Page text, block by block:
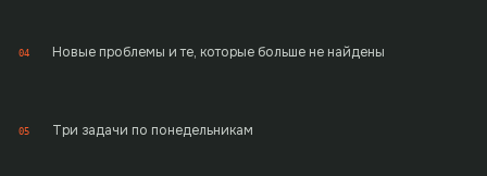
04 Новые проблемы и те, которые больше не найдены
05 Три задачи по понедельникам